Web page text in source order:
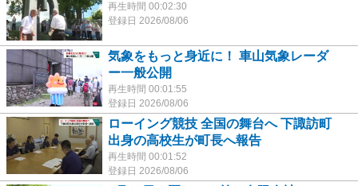
再生時間 00:02:30
登録日 2026/08/06
気象をもっと身近に！ 車山気象レーダ
ー一般公開
再生時間 00:01:55
登録日 2026/08/06
ローイング競技 全国の舞台へ 下諏訪町
出身の高校生が町長へ報告
再生時間 00:01:52
登録日 2026/08/06